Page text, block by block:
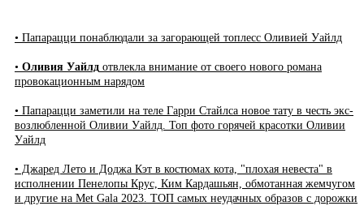
• Папарацци понаблюдали за загорающей топлесс Оливией Уайлд
• Оливия Уайлд отвлекла внимание от своего нового романа
провокационным нарядом
• Папарацци заметили на теле Гарри Стайлса новое тату в честь экс-
возлюбленной Оливии Уайлд. Топ фото горячей красотки Оливии
Уайлд
• Джаред Лето и Доджа Кэт в костюмах кота, "плохая невеста" в
исполнении Пенелопы Крус, Ким Кардашьян, обмотанная жемчугом
и другие на Met Gala 2023. ТОП самых неудачных образов с дорожки